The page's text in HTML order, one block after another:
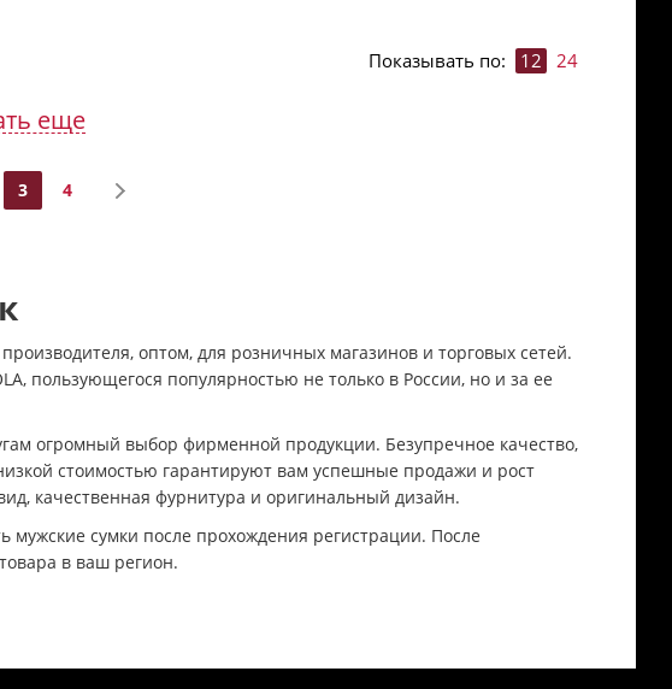
Показывать по: 12 24
еще
3 4
оптом, для розничных магазинов и торговых сетей.
пользующегося популярностью не только в России, но и за ее
огромный выбор фирменной продукции. Безупречное качество,
стоимостью гарантируют вам успешные продажи и рост
качественная фурнитура и оригинальный дизайн.
сумки после прохождения регистрации. После
в ваш регион.